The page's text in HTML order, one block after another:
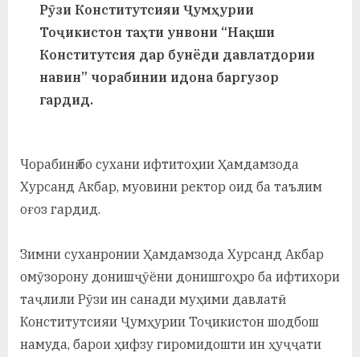
р
а
Рӯзи Конститутсияи Ҷумҳурии
Тоҷикистон таҳти унвони “Нақши
Конститутсия дар бунёди давлатдории
навин” чорабинии идона баргузор
гардид.
Чорабинӣ бо сухани ифтитоҳии Ҳамдамзода
Хурсанд Акбар, муовини ректор оид ба таълим
оғоз гардид.
Зимни суханронии Ҳамдамзода Хурсанд Акбар
омӯзорону донишҷӯёни донишгоҳро ба ифтихори
таҷлили Рӯзи ин санади муҳими давлатӣ-
Конститутсияи Ҷумҳурии Тоҷикистон шодбош
намуда, барои ҳифзу гиромидошти ин ҳуҷҷати